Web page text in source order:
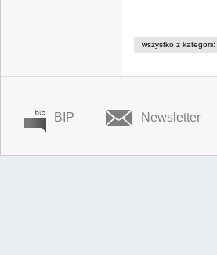
wszystko z kategorii:
BIP Newsletter